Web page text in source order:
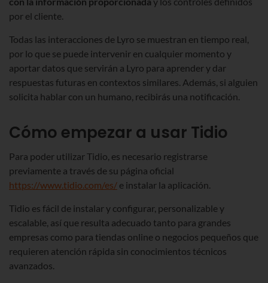
por el cliente.
Todas las interacciones de Lyro se muestran en tiempo real,
por lo que se puede intervenir en cualquier momento y
aportar datos que servirán a Lyro para aprender y dar
respuestas futuras en contextos similares. Además, si alguien
solicita hablar con un humano, recibirás una notificación.
Cómo empezar a usar Tidio
Para poder utilizar Tidio, es necesario registrarse
previamente a través de su página oficial
https://www.tidio.com/es/ e instalar la aplicación.
Tidio es fácil de instalar y configurar, personalizable y
escalable, así que resulta adecuado tanto para grandes
empresas como para tiendas online o negocios pequeños que
requieren atención rápida sin conocimientos técnicos
avanzados.